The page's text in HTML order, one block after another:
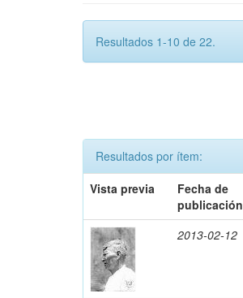
Resultados 1-10 de 22.
Resultados por ítem:
Vista previa
Fecha de
publicación
2013-02-12